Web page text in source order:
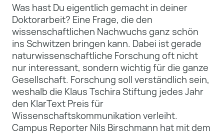
Was hast Du eigentlich gemacht in deiner
Doktorarbeit? Eine Frage, die den
wissenschaftlichen Nachwuchs ganz schön
ins Schwitzen bringen kann. Dabei ist gerade
naturwissenschaftliche Forschung oft nicht
nur interessant, sondern wichtig für die ganze
Gesellschaft. Forschung soll verständlich sein,
weshalb die Klaus Tschira Stiftung jedes Jahr
den KlarText Preis für
Wissenschaftskommunikation verleiht.
Campus Reporter Nils Birschmann hat mit dem